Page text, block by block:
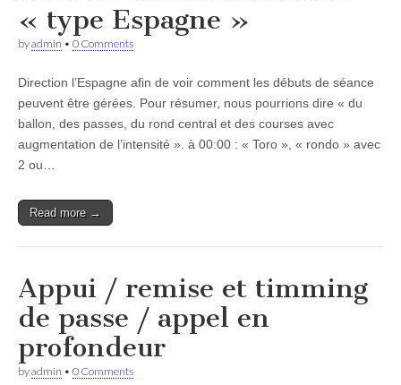
« type Espagne »
byadmin • 0 Comments
Direction l’Espagne afin de voir comment les débuts de séance
peuvent être gérées. Pour résumer, nous pourrions dire « du
ballon, des passes, du rond central et des courses avec
augmentation de l’intensité ». à 00:00 : « Toro », « rondo » avec
2 ou…
Read more →
Appui / remise et timming
de passe / appel en
profondeur
byadmin • 0 Comments